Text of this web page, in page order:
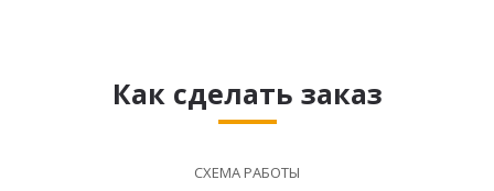
Как сделать заказ
СХЕМА РАБОТЫ